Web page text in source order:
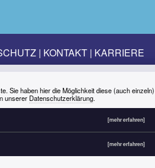
KONTAKT KARRIERE
Sie haben hier die Möglichkeit diese (auch
unserer Datenschutzerklärung.
[mehr erfahren]
[mehr erfahren]